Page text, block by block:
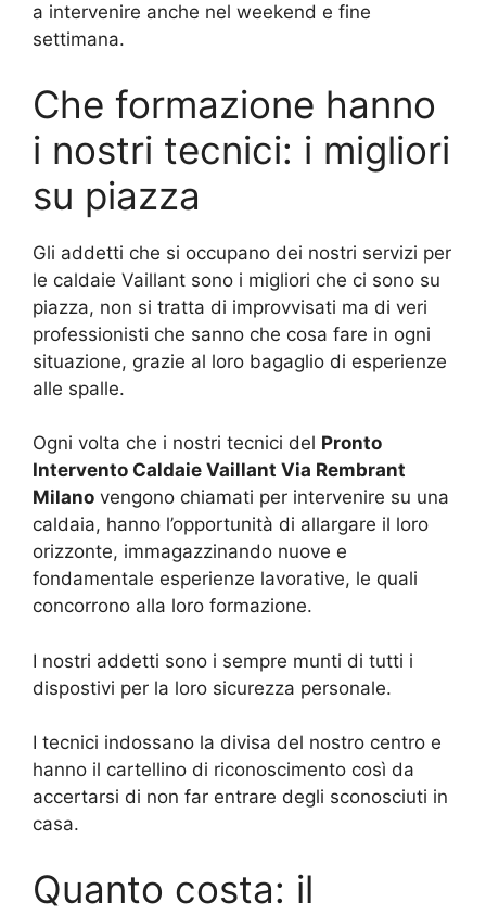
a intervenire anche nel weekend e fine
settimana.
Che formazione hanno
i nostri tecnici: i migliori
su piazza
Gli addetti che si occupano dei nostri servizi per
le caldaie Vaillant sono i migliori che ci sono su
piazza, non si tratta di improvvisati ma di veri
professionisti che sanno che cosa fare in ogni
situazione, grazie al loro bagaglio di esperienze
alle spalle.
Ogni volta che i nostri tecnici del Pronto
Intervento Caldaie Vaillant Via Rembrant
Milano vengono chiamati per intervenire su una
caldaia, hanno l’opportunità di allargare il loro
orizzonte, immagazzinando nuove e
fondamentale esperienze lavorative, le quali
concorrono alla loro formazione.
I nostri addetti sono i sempre munti di tutti i
dispostivi per la loro sicurezza personale.
I tecnici indossano la divisa del nostro centro e
hanno il cartellino di riconoscimento così da
accertarsi di non far entrare degli sconosciuti in
casa.
Quanto costa: il